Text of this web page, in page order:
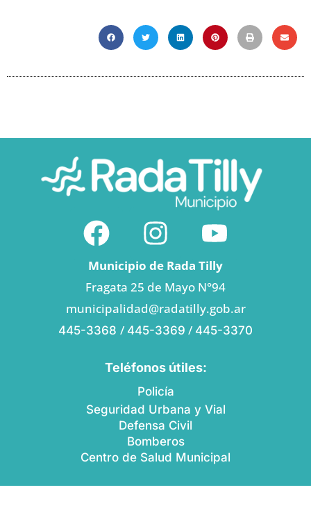
Municipio de Rada Tilly
Fragata 25 de Mayo N°94
municipalidad@radatilly.gob.ar
445-3368 / 445-3369 / 445-3370
Teléfonos útiles:
Policía
Seguridad Urbana y Vial
Defensa Civil
Bomberos
Centro de Salud Municipal